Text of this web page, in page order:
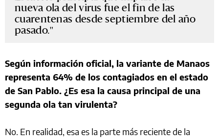
nueva ola del virus fue el fin de las
cuarentenas desde septiembre del año
pasado.
Según información oficial, la variante de Manaos
representa 64% de los contagiados en el estado
de San Pablo. ¿Es esa la causa principal de una
segunda ola tan virulenta?
No. En realidad, esa es la parte más reciente de la